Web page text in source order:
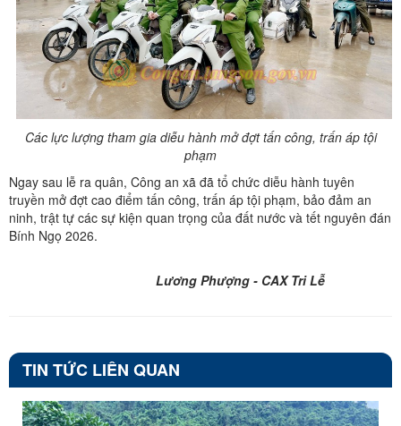
Các lực lượng tham gia diễu hành mở đợt tấn công, trấn áp tội
phạm
Ngay sau lễ ra quân, Công an xã đã tổ chức diễu hành tuyên
truyền mở đợt cao điểm tấn công, trấn áp tội phạm, bảo đảm an
ninh, trật tự các sự kiện quan trọng của đất nước và tết nguyên đán
Bính Ngọ 2026.
Lương Phượng - CAX Tri Lễ
TIN TỨC LIÊN QUAN